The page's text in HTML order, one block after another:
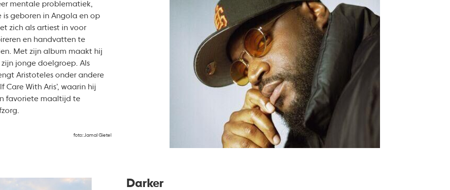
mentale problematiek,
geboren in Angola en op
zich als artiest in voor
en handvatten te
Met zijn album maakt hij
jonge doelgroep. Als
Aristoteles onder andere
Care With Aris’, waarin hij
favoriete maaltijd te
foto: Jamal Gietel
Darker